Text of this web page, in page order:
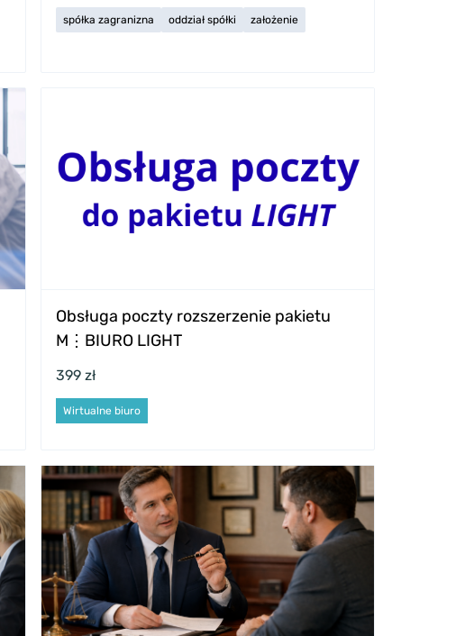
spółka zagranizna oddział spółki założenie
Obsługa poczty rozszerzenie pakietu
M⋮BIURO LIGHT
399 zł
Wirtualne biuro